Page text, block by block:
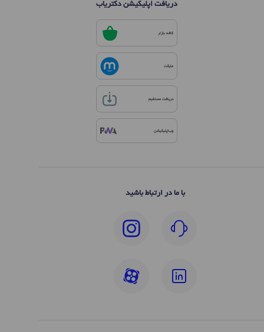
دریافت اپلیکیشن دکتریاب
کافه بازار
مایکت
دریافت مستقیم
وب‌اپلیکیشن
با ما در ارتباط باشید